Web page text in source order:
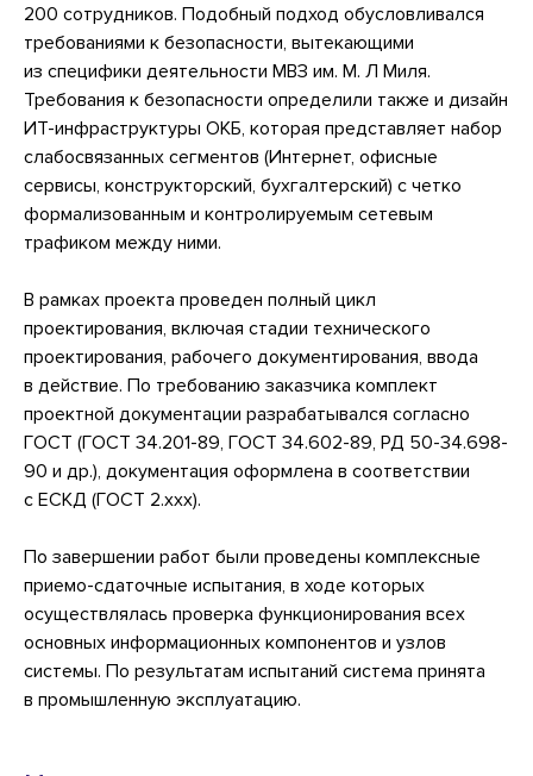
200 сотрудников. Подобный подход обусловливался
требованиями к безопасности, вытекающими
из специфики деятельности МВЗ им. М. Л Миля.
Требования к безопасности определили также и дизайн
ИТ-инфраструктуры ОКБ, которая представляет набор
слабосвязанных сегментов (Интернет, офисные
сервисы, конструкторский, бухгалтерский) с четко
формализованным и контролируемым сетевым
трафиком между ними.
В рамках проекта проведен полный цикл
проектирования, включая стадии технического
проектирования, рабочего документирования, ввода
в действие. По требованию заказчика комплект
проектной документации разрабатывался согласно
ГОСТ (ГОСТ 34.201-89, ГОСТ 34.602-89, РД 50-34.698-
90 и др.), документация оформлена в соответствии
с ЕСКД (ГОСТ 2.xxx).
По завершении работ были проведены комплексные
приемо-сдаточные испытания, в ходе которых
осуществлялась проверка функционирования всех
основных информационных компонентов и узлов
системы. По результатам испытаний система принята
в промышленную эксплуатацию.